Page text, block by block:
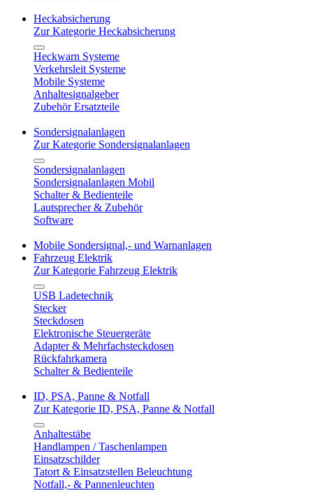
Heckabsicherung
Zur Kategorie Heckabsicherung
Heckwarn Systeme
Verkehrsleit Systeme
Mobile Systeme
Anhaltesignalgeber
Zubehör Ersatzteile
Sondersignalanlagen
Zur Kategorie Sondersignalanlagen
Sondersignalanlagen
Sondersignalanlagen Mobil
Schalter & Bedienteile
Lautsprecher & Zubehör
Software
Mobile Sondersignal,- und Warnanlagen
Fahrzeug Elektrik
Zur Kategorie Fahrzeug Elektrik
USB Ladetechnik
Stecker
Steckdosen
Elektronische Steuergeräte
Adapter & Mehrfachsteckdosen
Rückfahrkamera
Schalter & Bedienteile
ID, PSA, Panne & Notfall
Zur Kategorie ID, PSA, Panne & Notfall
Anhaltestäbe
Handlampen / Taschenlampen
Einsatzschilder
Tatort & Einsatzstellen Beleuchtung
Notfall,- & Pannenleuchten